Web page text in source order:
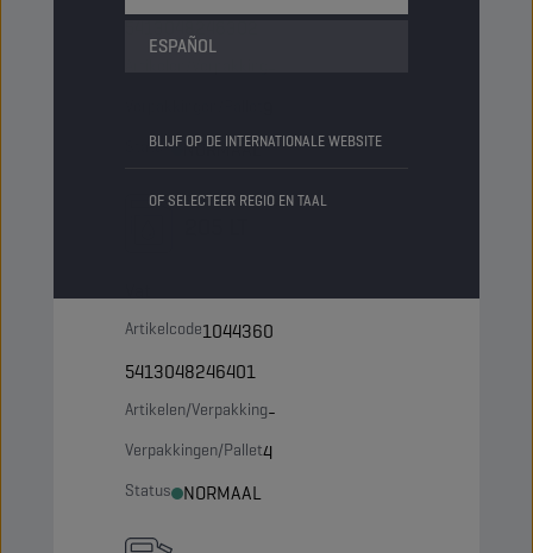
ESPAÑOL
BLIJF OP DE INTERNATIONALE WEBSITE
OF SELECTEER REGIO EN TAAL
Status NORMAAL
Artikelcode1044360
5413048246401
Artikelen/Verpakking-
Verpakkingen/Pallet4
Status NORMAAL